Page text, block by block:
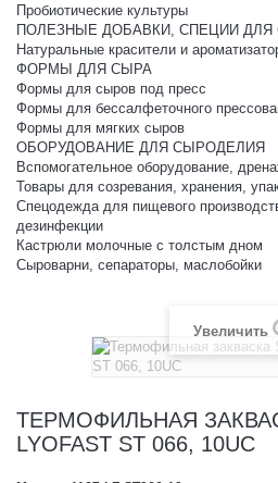
Пробиотические культуры
ПОЛЕЗНЫЕ ДОБАВКИ, СПЕЦИИ ДЛЯ
Натуральные красители и
ФОРМЫ ДЛЯ СЫРА
Формы для сыров под пресс
Формы для бессалфеточного
Формы для мягких сыров
ОБОРУДОВАНИЕ ДЛЯ СЫРОДЕЛИЯ
Вспомогательное оборудование,
Товары для созревания, хранения,
Спецодежда для пищевого
дезинфекции
Кастрюли молочные с толстым дном
Сыроварни, сепараторы, маслобойки
Увеличить
ТЕРМОФИЛЬНАЯ
LYOFAST ST 066, 10UC